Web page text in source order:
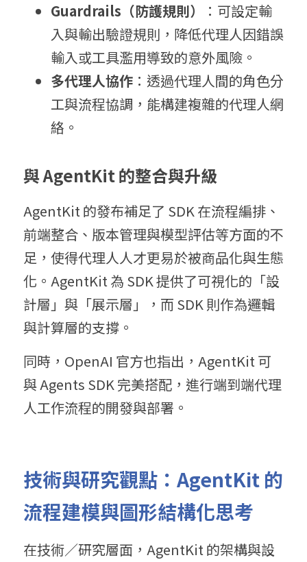
Guardrails（防護規則）
：可設定輸
入與輸出驗證規則，降低代理人因錯誤
輸入或工具濫用導致的意外風險。
多代理人協作 ：透過代理人間的角色分
工與流程協調，能構建複雜的代理人網
絡。
與AgentKit 的整合與升級
AgentKit 的發布補足了 SDK 在流程編排、
前端整合、版本管理與模型評估等方面的不
足，使得代理人人才更易於被商品化與生態
化。AgentKit 為 SDK 提供了可視化的「設
計層」與「展示層」，而 SDK 則作為邏輯
與計算層的支撐。
同時，OpenAI 官方也指出，AgentKit 可
與 Agents SDK 完美搭配，進行端到端代理
人工作流程的開發與部署。
技術與研究觀點： AgentKit 的
流程建模與圖形結構化思考
在技術／研究層面，AgentKit 的架構與設